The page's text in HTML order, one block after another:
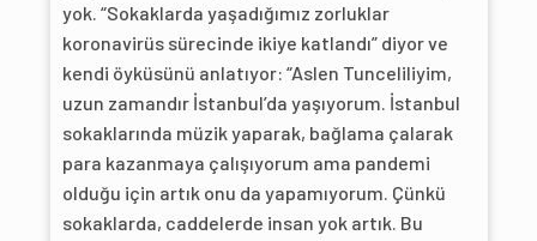
yok. “Sokaklarda yaşadığımız zorluklar
koronavirüs sürecinde ikiye katlandı” diyor ve
kendi öyküsünü anlatıyor: “Aslen Tunceliliyim,
uzun zamandır İstanbul’da yaşıyorum. İstanbul
sokaklarında müzik yaparak, bağlama çalarak
para kazanmaya çalışıyorum ama pandemi
olduğu için artık onu da yapamıyorum. Çünkü
sokaklarda, caddelerde insan yok artık. Bu